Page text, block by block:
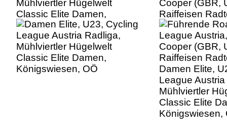
Mühlviertler Hügelwelt
Classic Elite Damen,
Königswiesen, OÖ
Cooper (GBR,
Raiffeisen
Damen Elite,
League
Mühlviertler
Classic Elite
Königswiesen,